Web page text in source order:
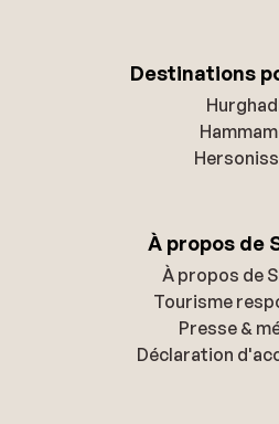
Destinations
À propos de
À propos de
Tourisme
Presse &
Déclaration